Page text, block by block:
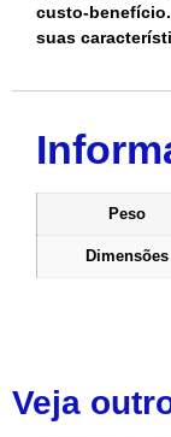
custo-
suas
Peso
Dimensões
Veja